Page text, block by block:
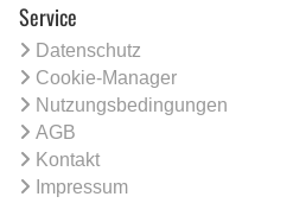
Service
Datenschutz
Cookie-Manager
Nutzungsbedingungen
AGB
Kontakt
Impressum